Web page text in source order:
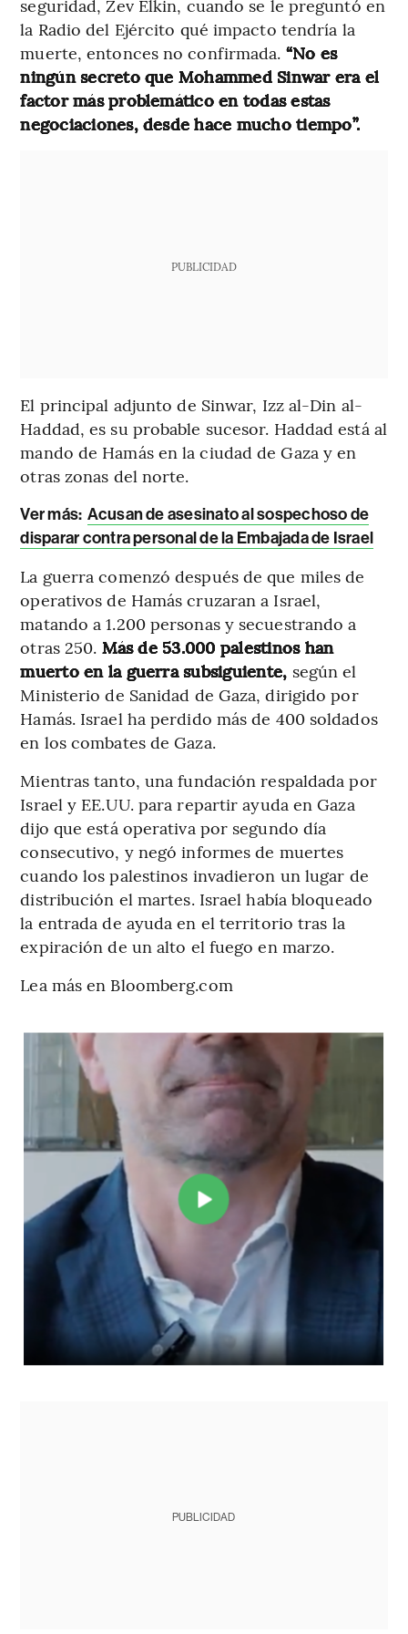
seguridad, Zev Elkin, cuando se le preguntó en
la Radio del Ejército qué impacto tendría la
muerte, entonces no confirmada. “No es
ningún secreto que Mohammed Sinwar era el
factor más problemático en todas estas
negociaciones, desde hace mucho tiempo”.
PUBLICIDAD
El principal adjunto de Sinwar, Izz al-Din al-
Haddad, es su probable sucesor. Haddad está al
mando de Hamás en la ciudad de Gaza y en
otras zonas del norte.
Ver más: Acusan de asesinato al sospechoso de
disparar contra personal de la Embajada de Israel
La guerra comenzó después de que miles de
operativos de Hamás cruzaran a Israel,
matando a 1.200 personas y secuestrando a
otras 250. Más de 53.000 palestinos han
muerto en la guerra subsiguiente, según el
Ministerio de Sanidad de Gaza, dirigido por
Hamás. Israel ha perdido más de 400 soldados
en los combates de Gaza.
Mientras tanto, una fundación respaldada por
Israel y EE.UU. para repartir ayuda en Gaza
dijo que está operativa por segundo día
consecutivo, y negó informes de muertes
cuando los palestinos invadieron un lugar de
distribución el martes. Israel había bloqueado
la entrada de ayuda en el territorio tras la
expiración de un alto el fuego en marzo.
Lea más en Bloomberg.com
PUBLICIDAD